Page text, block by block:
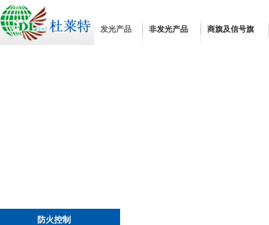
发光产品 非发光产品 商旗及信号旗
防火控制